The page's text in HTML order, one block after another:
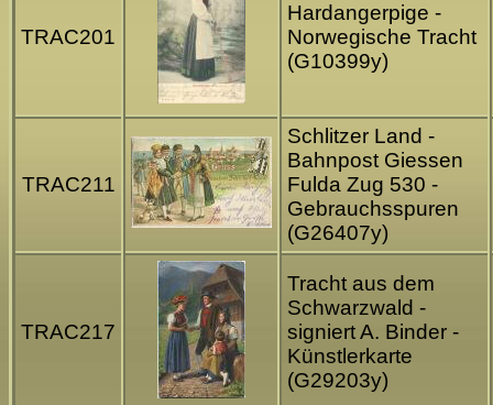
TRAC201
Hardangerpige -
Norwegische Tracht
(G10399y)
TRAC211
Schlitzer Land -
Bahnpost Giessen
Fulda Zug 530 -
Gebrauchsspuren
(G26407y)
TRAC217
Tracht aus dem
Schwarzwald -
signiert A. Binder -
Künstlerkarte
(G29203y)